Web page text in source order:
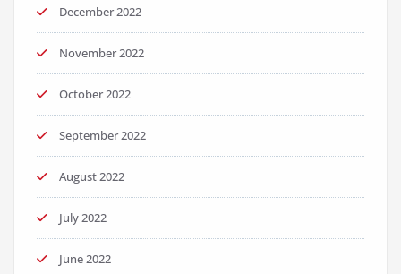
December 2022
November 2022
October 2022
September 2022
August 2022
July 2022
June 2022